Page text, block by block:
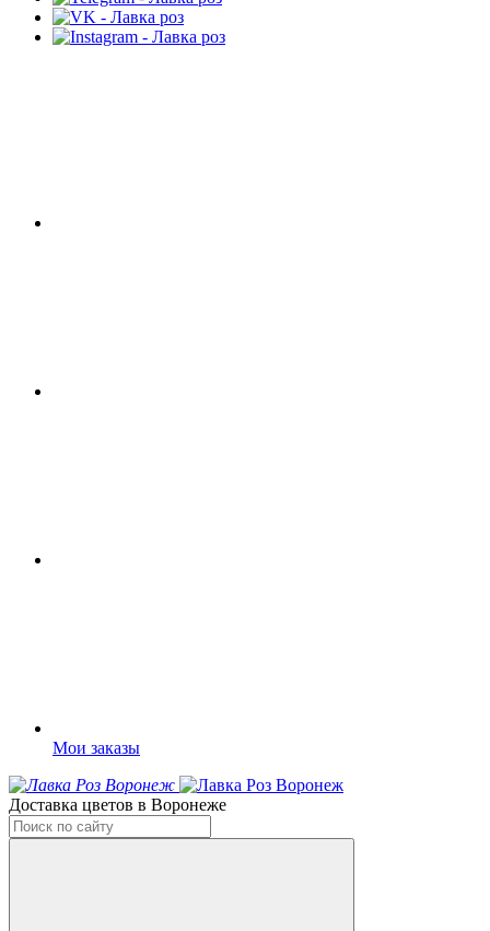
Мои заказы
Доставка цветов в Воронеже